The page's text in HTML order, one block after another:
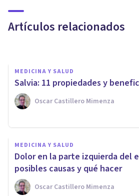
Artículos relacionados
remedios eficaces
MEDICINA Y SALUD
Salvia: 11 propiedades y
Oscar Castillero Mimenza
MEDICINA Y SALUD
Dolor en la parte izquierda del
posibles causas y qué hacer
Oscar Castillero Mimenza
15 consejos y
Bajar la Fiebre de
natural
Juan Armando Corbin